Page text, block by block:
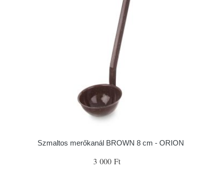
Szmaltos merőkanál BROWN 8 cm - ORION
3 000 Ft